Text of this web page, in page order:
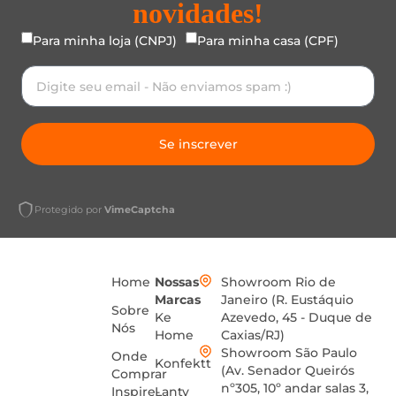
novidades!
Para minha loja (CNPJ) Para minha casa (CPF)
Se inscrever
Protegido por VimeCaptcha
Home
Sobre
Nós
Onde
Comprar
Inspire-
Nossas
Marcas
Ke
Home
Konfektt
Lanty
Showroom Rio de
Janeiro (R. Eustáquio
Azevedo, 45 - Duque de
Caxias/RJ)
Showroom São Paulo
(Av. Senador Queirós
nº305, 10º andar salas 3,